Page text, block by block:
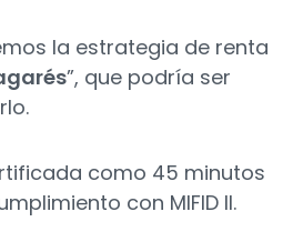
la estrategia de renta
”, que podría ser
como 45 minutos
con MIFID II.